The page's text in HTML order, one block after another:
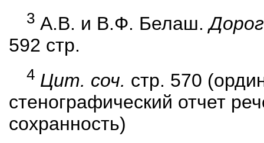
3 А.В. и В.Ф. Белаш.
592 стр.
4 Цит. соч. стр. 570
стенографический отчет
сохранность)